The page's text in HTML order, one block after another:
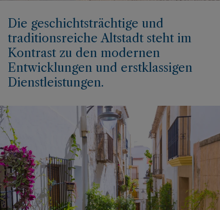
Die geschichtsträchtige und
traditionsreiche Altstadt steht im
Kontrast zu den modernen
Entwicklungen und erstklassigen
Dienstleistungen.